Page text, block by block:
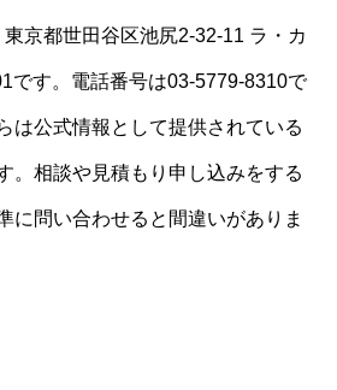
京都世田谷区池尻2-32-11 ラ・カ
です。電話番号は03-5779-8310で
は公式情報として提供されている
。相談や見積もり申し込みをする
に問い合わせると間違いがありま